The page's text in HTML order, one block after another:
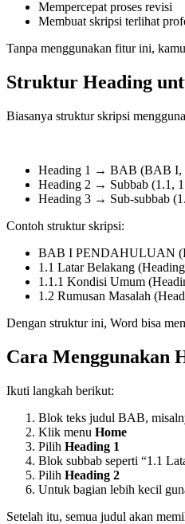
Mempercepat proses revisi
Membuat skripsi terlihat
Tanpa menggunakan fitur ini,
Struktur Heading
Biasanya struktur skripsi
Heading 1 → BAB (BAB
Heading 2 → Subbab (1.1,
Heading 3 → Sub-subbab
Contoh struktur skripsi:
BAB I PENDAHULUAN
1.1 Latar Belakang
1.1.1 Kondisi Umum
1.2 Rumusan Masalah
Dengan struktur ini, Word bisa
Cara Menggunakan
Ikuti langkah berikut:
Blok teks judul BAB,
Klik menu Home
Pilih Heading 1
Blok subbab seperti “1.1
Pilih Heading 2
Untuk bagian lebih kecil
Setelah itu, semua judul akan